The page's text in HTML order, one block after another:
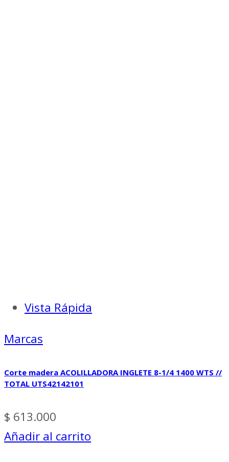
Vista Rápida
Marcas
Corte madera ACOLILLADORA INGLETE 8-1/4 1400 WTS //
TOTAL UTS42142101
$ 613.000
Añadir al carrito